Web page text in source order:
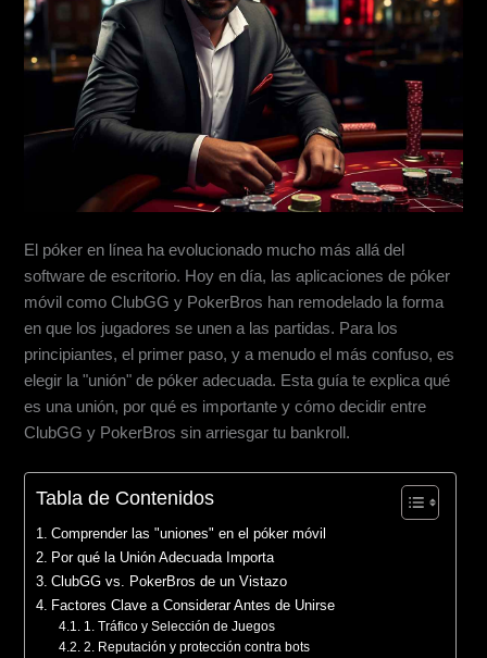
El póker en línea ha evolucionado mucho más allá del
software de escritorio. Hoy en día, las aplicaciones de póker
móvil como ClubGG y PokerBros han remodelado la forma
en que los jugadores se unen a las partidas. Para los
principiantes, el primer paso, y a menudo el más confuso, es
elegir la "unión" de póker adecuada. Esta guía te explica qué
es una unión, por qué es importante y cómo decidir entre
ClubGG y PokerBros sin arriesgar tu bankroll.
Tabla de Contenidos
Comprender las "uniones" en el póker móvil
Por qué la Unión Adecuada Importa
ClubGG vs. PokerBros de un Vistazo
Factores Clave a Considerar Antes de Unirse
1. Tráfico y Selección de Juegos
2. Reputación y protección contra bots